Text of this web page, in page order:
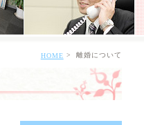
HOME 離婚について